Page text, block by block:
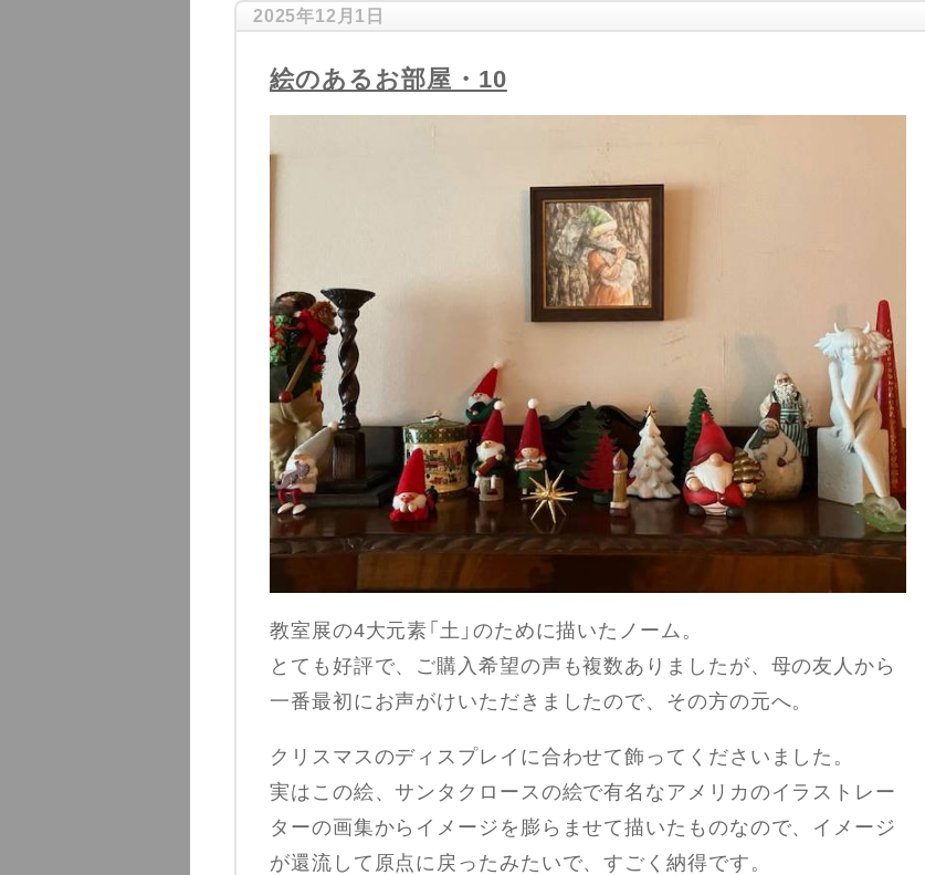
2025年12月1日
絵のあるお部屋・10
教室展の4大元素「土」のために描いたノーム。
とても好評で、ご購入希望の声も複数ありましたが、母の友人から
一番最初にお声がけいただきましたので、その方の元へ。
クリスマスのディスプレイに合わせて飾ってくださいました。
実はこの絵、サンタクロースの絵で有名なアメリカのイラストレー
ターの画集からイメージを膨らませて描いたものなので、イメージ
が還流して原点に戻ったみたいで、すごく納得です。